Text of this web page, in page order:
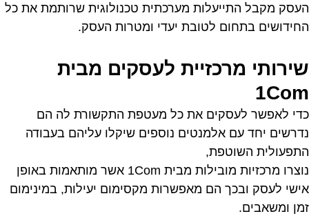
העסק מקבל התייעלות מערכתית טכנולוגית שרותמת את כל
החידושים בתחום לטובת יעדי ומטרות העסק.
שירותי מרכזיית לעסקים מבית
1Com
כדי לאפשר לעסקים את כל מעטפת התקשורת לה הם
נדרשים יחד עם אלמנטים נוספים שיקלו עליהם בעבודה
התפעולית השוטפת,
נוצרו מרכזיות מובילות מבית 1Com אשר מותאמות באופן
אישי לעסק ובכך הם מאפשרות מקסימום יעילות, במינימום
זמן ומשאבים.